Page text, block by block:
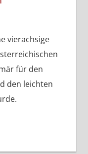
vierachsige
für den
den leichten